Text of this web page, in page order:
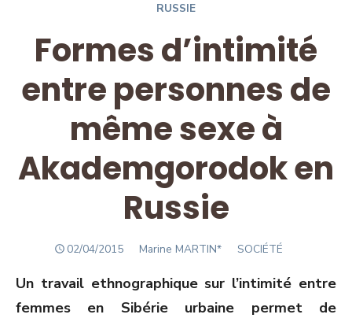
RUSSIE
Formes d’intimité
entre personnes de
même sexe à
Akademgorodok en
Russie
POSTED
02/04/2015 Author
Marine MARTIN* SOCIÉTÉ
Un travail ethnographique sur l’intimité entre
femmes en Sibérie urbaine permet de